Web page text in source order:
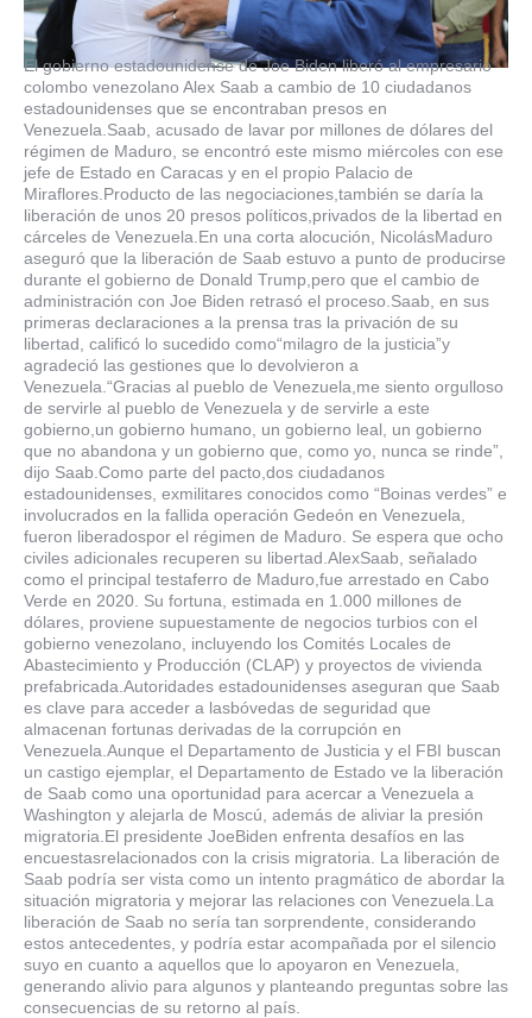
El gobierno estadounidense de Joe Biden liberó al empresario
colombo venezolano Alex Saab a cambio de 10 ciudadanos
estadounidenses que se encontraban presos en
Venezuela.Saab, acusado de lavar por millones de dólares del
régimen de Maduro, se encontró este mismo miércoles con ese
jefe de Estado en Caracas y en el propio Palacio de
Miraflores.Producto de las negociaciones,también se daría la
liberación de unos 20 presos políticos,privados de la libertad en
cárceles de Venezuela.En una corta alocución, NicolásMaduro
aseguró que la liberación de Saab estuvo a punto de producirse
durante el gobierno de Donald Trump,pero que el cambio de
administración con Joe Biden retrasó el proceso.Saab, en sus
primeras declaraciones a la prensa tras la privación de su
libertad, calificó lo sucedido como“milagro de la justicia”y
agradeció las gestiones que lo devolvieron a
Venezuela.“Gracias al pueblo de Venezuela,me siento orgulloso
de servirle al pueblo de Venezuela y de servirle a este
gobierno,un gobierno humano, un gobierno leal, un gobierno
que no abandona y un gobierno que, como yo, nunca se rinde”,
dijo Saab.Como parte del pacto,dos ciudadanos
estadounidenses, exmilitares conocidos como “Boinas verdes” e
involucrados en la fallida operación Gedeón en Venezuela,
fueron liberadospor el régimen de Maduro. Se espera que ocho
civiles adicionales recuperen su libertad.AlexSaab, señalado
como el principal testaferro de Maduro,fue arrestado en Cabo
Verde en 2020. Su fortuna, estimada en 1.000 millones de
dólares, proviene supuestamente de negocios turbios con el
gobierno venezolano, incluyendo los Comités Locales de
Abastecimiento y Producción (CLAP) y proyectos de vivienda
prefabricada.Autoridades estadounidenses aseguran que Saab
es clave para acceder a lasbóvedas de seguridad que
almacenan fortunas derivadas de la corrupción en
Venezuela.Aunque el Departamento de Justicia y el FBI buscan
un castigo ejemplar, el Departamento de Estado ve la liberación
de Saab como una oportunidad para acercar a Venezuela a
Washington y alejarla de Moscú, además de aliviar la presión
migratoria.El presidente JoeBiden enfrenta desafíos en las
encuestasrelacionados con la crisis migratoria. La liberación de
Saab podría ser vista como un intento pragmático de abordar la
situación migratoria y mejorar las relaciones con Venezuela.La
liberación de Saab no sería tan sorprendente, considerando
estos antecedentes, y podría estar acompañada por el silencio
suyo en cuanto a aquellos que lo apoyaron en Venezuela,
generando alivio para algunos y planteando preguntas sobre las
consecuencias de su retorno al país.